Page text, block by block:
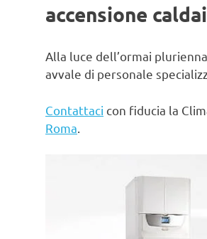
accensione
Alla luce dell’ormai
avvale di personale
Contattaci con fiducia la
Roma